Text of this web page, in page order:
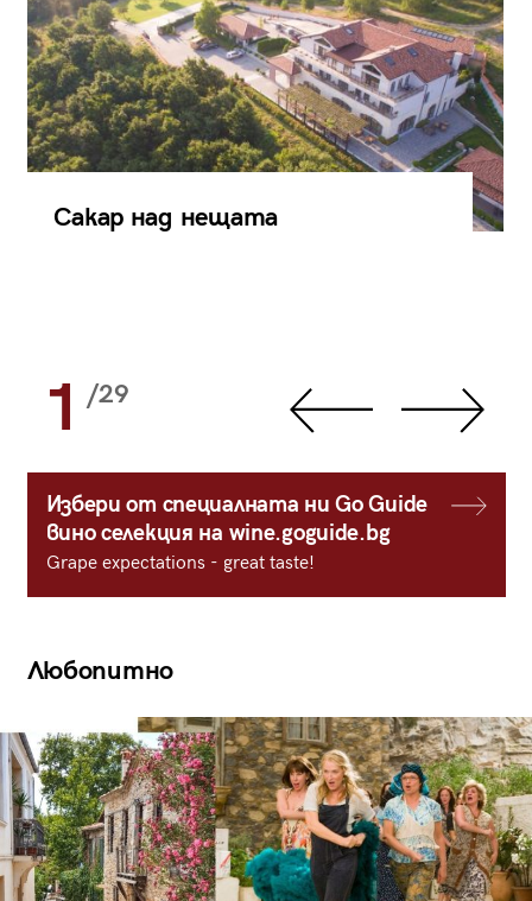
Сакар над нещата
1 /29
Избери от специалната ни Go Guide
вино селекция на wine.goguide.bg
Grape expectations - great taste!
Любопитно